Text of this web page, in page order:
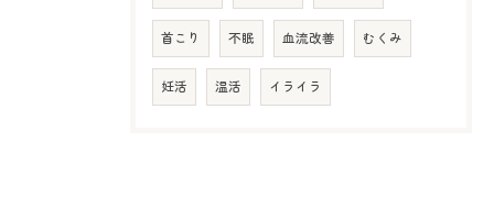
首こり 不眠 血流改善 むくみ
妊活 温活 イライラ